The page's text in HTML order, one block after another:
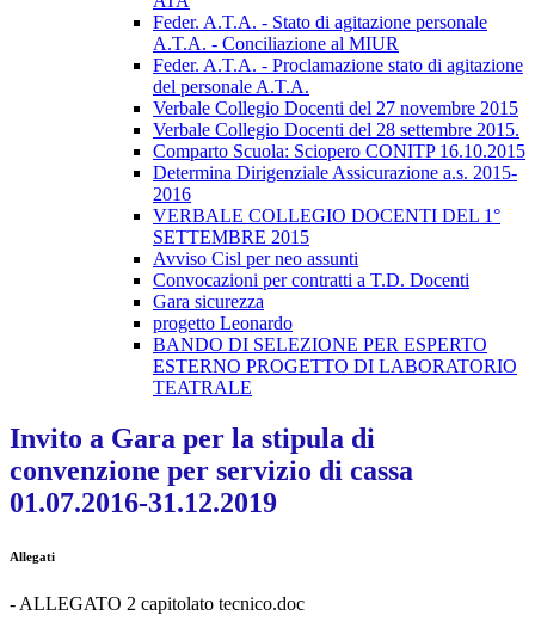
Feder. A.T.A. - Stato di agitazione personale
A.T.A. - Conciliazione al MIUR
Feder. A.T.A. - Proclamazione stato di agitazione
del personale A.T.A.
Verbale Collegio Docenti del 27 novembre 2015
Verbale Collegio Docenti del 28 settembre 2015.
Comparto Scuola: Sciopero CONITP 16.10.2015
Determina Dirigenziale Assicurazione a.s. 2015-
2016
VERBALE COLLEGIO DOCENTI DEL 1°
SETTEMBRE 2015
Avviso Cisl per neo assunti
Convocazioni per contratti a T.D. Docenti
Gara sicurezza
progetto Leonardo
BANDO DI SELEZIONE PER ESPERTO
ESTERNO PROGETTO DI LABORATORIO
TEATRALE
Invito a Gara per la stipula di
convenzione per servizio di cassa
01.07.2016-31.12.2019
Allegati
- ALLEGATO 2 capitolato tecnico.doc